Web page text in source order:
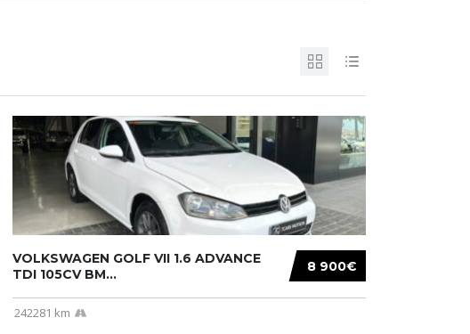
8 900€
VOLKSWAGEN GOLF VII 1.6 ADVANCE
TDI 105CV BM...
242281 km